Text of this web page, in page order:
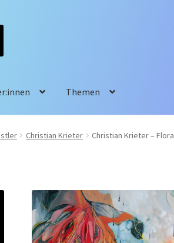
Themen
Christian Krieter Christian Krieter – Flora